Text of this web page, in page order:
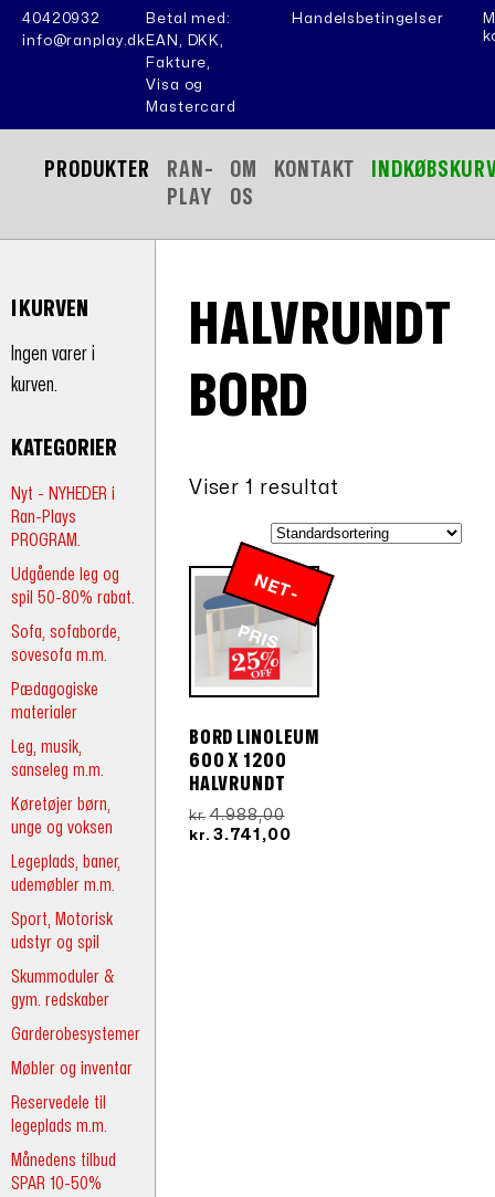
40420932
info@ranplay.dk
Betal med:
EAN, DKK,
Fakture,
Visa og
Mastercard
Handelsbetingelser
PRODUKTER
RAN-
PLAY
OM
OS
KONTAKT
I KURVEN
Ingen varer i
kurven.
KATEGORIER
Nyt - NYHEDER i
Ran-Plays
PROGRAM.
Udgående leg og
spil 50-80% rabat.
Sofa, sofaborde,
sovesofa m.m.
Pædagogiske
materialer
Leg, musik,
sanseleg m.m.
Køretøjer børn,
unge og voksen
Legeplads, baner,
udemøbler m.m.
Sport, Motorisk
udstyr og spil
Skummoduler &
gym. redskaber
Garderobesystemer
Møbler og inventar
Reservedele til
legeplads m.m.
Månedens tilbud
SPAR 10-50%
HALVRUNDT
BORD
Viser 1 resultat
N
E
T
-
P
R
IS
BORD LINOLEUM
600 X 1200
HALVRUNDT
kr. 4.988,00Den
oprindelige
kr. 3.741,00Den